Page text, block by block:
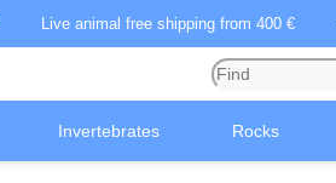
Live animal free shipping from 400 €
Invertebrates Rocks